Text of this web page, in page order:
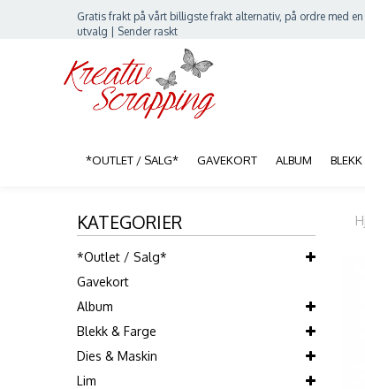
Gratis frakt på vårt billigste frakt alternativ, på ordre med
utvalg | Sender raskt
*OUTLET / SALG* GAVEKORT ALBUM
KATEGORIER
*Outlet / Salg*
Gavekort
Album
Blekk & Farge
Dies & Maskin
Lim